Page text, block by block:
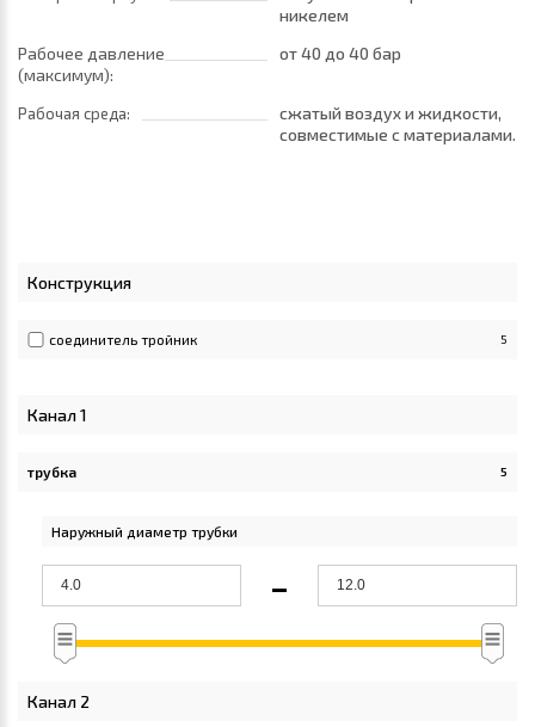
никелем
Рабочее давление
(максимум):
от 40 до 40 бар
Рабочая среда:
сжатый воздух и жидкости,
совместимые с материалами
Конструкция
соединитель тройник 5
Канал 1
трубка 5
Apply трубка filter
Наружный диаметр трубки
-
Канал 2